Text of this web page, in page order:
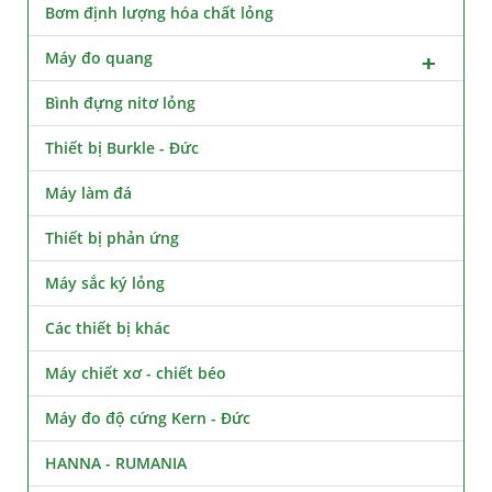
Bơm định lượng hóa chất lỏng
Máy đo quang
Bình đựng nitơ lỏng
Thiết bị Burkle - Đức
Máy làm đá
Thiết bị phản ứng
Máy sắc ký lỏng
Các thiết bị khác
Máy chiết xơ - chiết béo
Máy đo độ cứng Kern - Đức
HANNA - RUMANIA